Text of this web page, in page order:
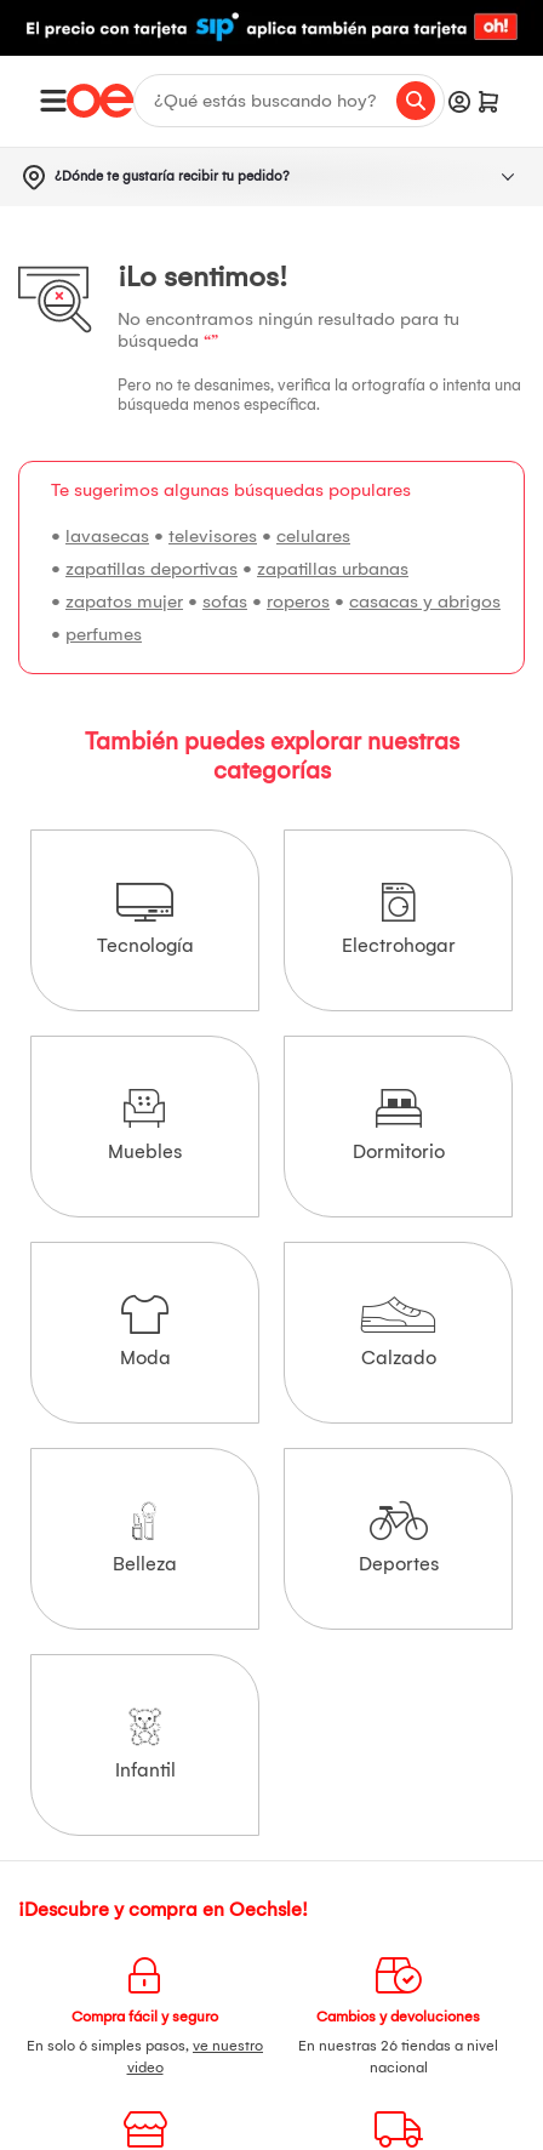
¿Dónde te gustaría recibir tu pedido?
¡Lo sentimos!
No encontramos ningún resultado para tu
búsqueda “”
Pero no te desanimes, verifica la ortografía o intenta una
búsqueda menos específica.
Te sugerimos algunas búsquedas populares
• lavasecas • televisores • celulares
• zapatillas deportivas • zapatillas urbanas
• zapatos mujer • sofas • roperos • casacas y abrigos
• perfumes
También puedes explorar nuestras
categorías
Tecnología Electrohogar
Muebles Dormitorio
Moda Calzado
Belleza Deportes
Infantil
¡Descubre y compra en Oechsle!
Compra fácil y seguro
En solo 6 simples pasos, ve nuestro
video
Cambios y devoluciones
En nuestras 26 tiendas a nivel
nacional